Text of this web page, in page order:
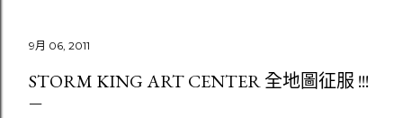
9月 06, 2011
STORM KING ART CENTER 全地圖征服 !!!